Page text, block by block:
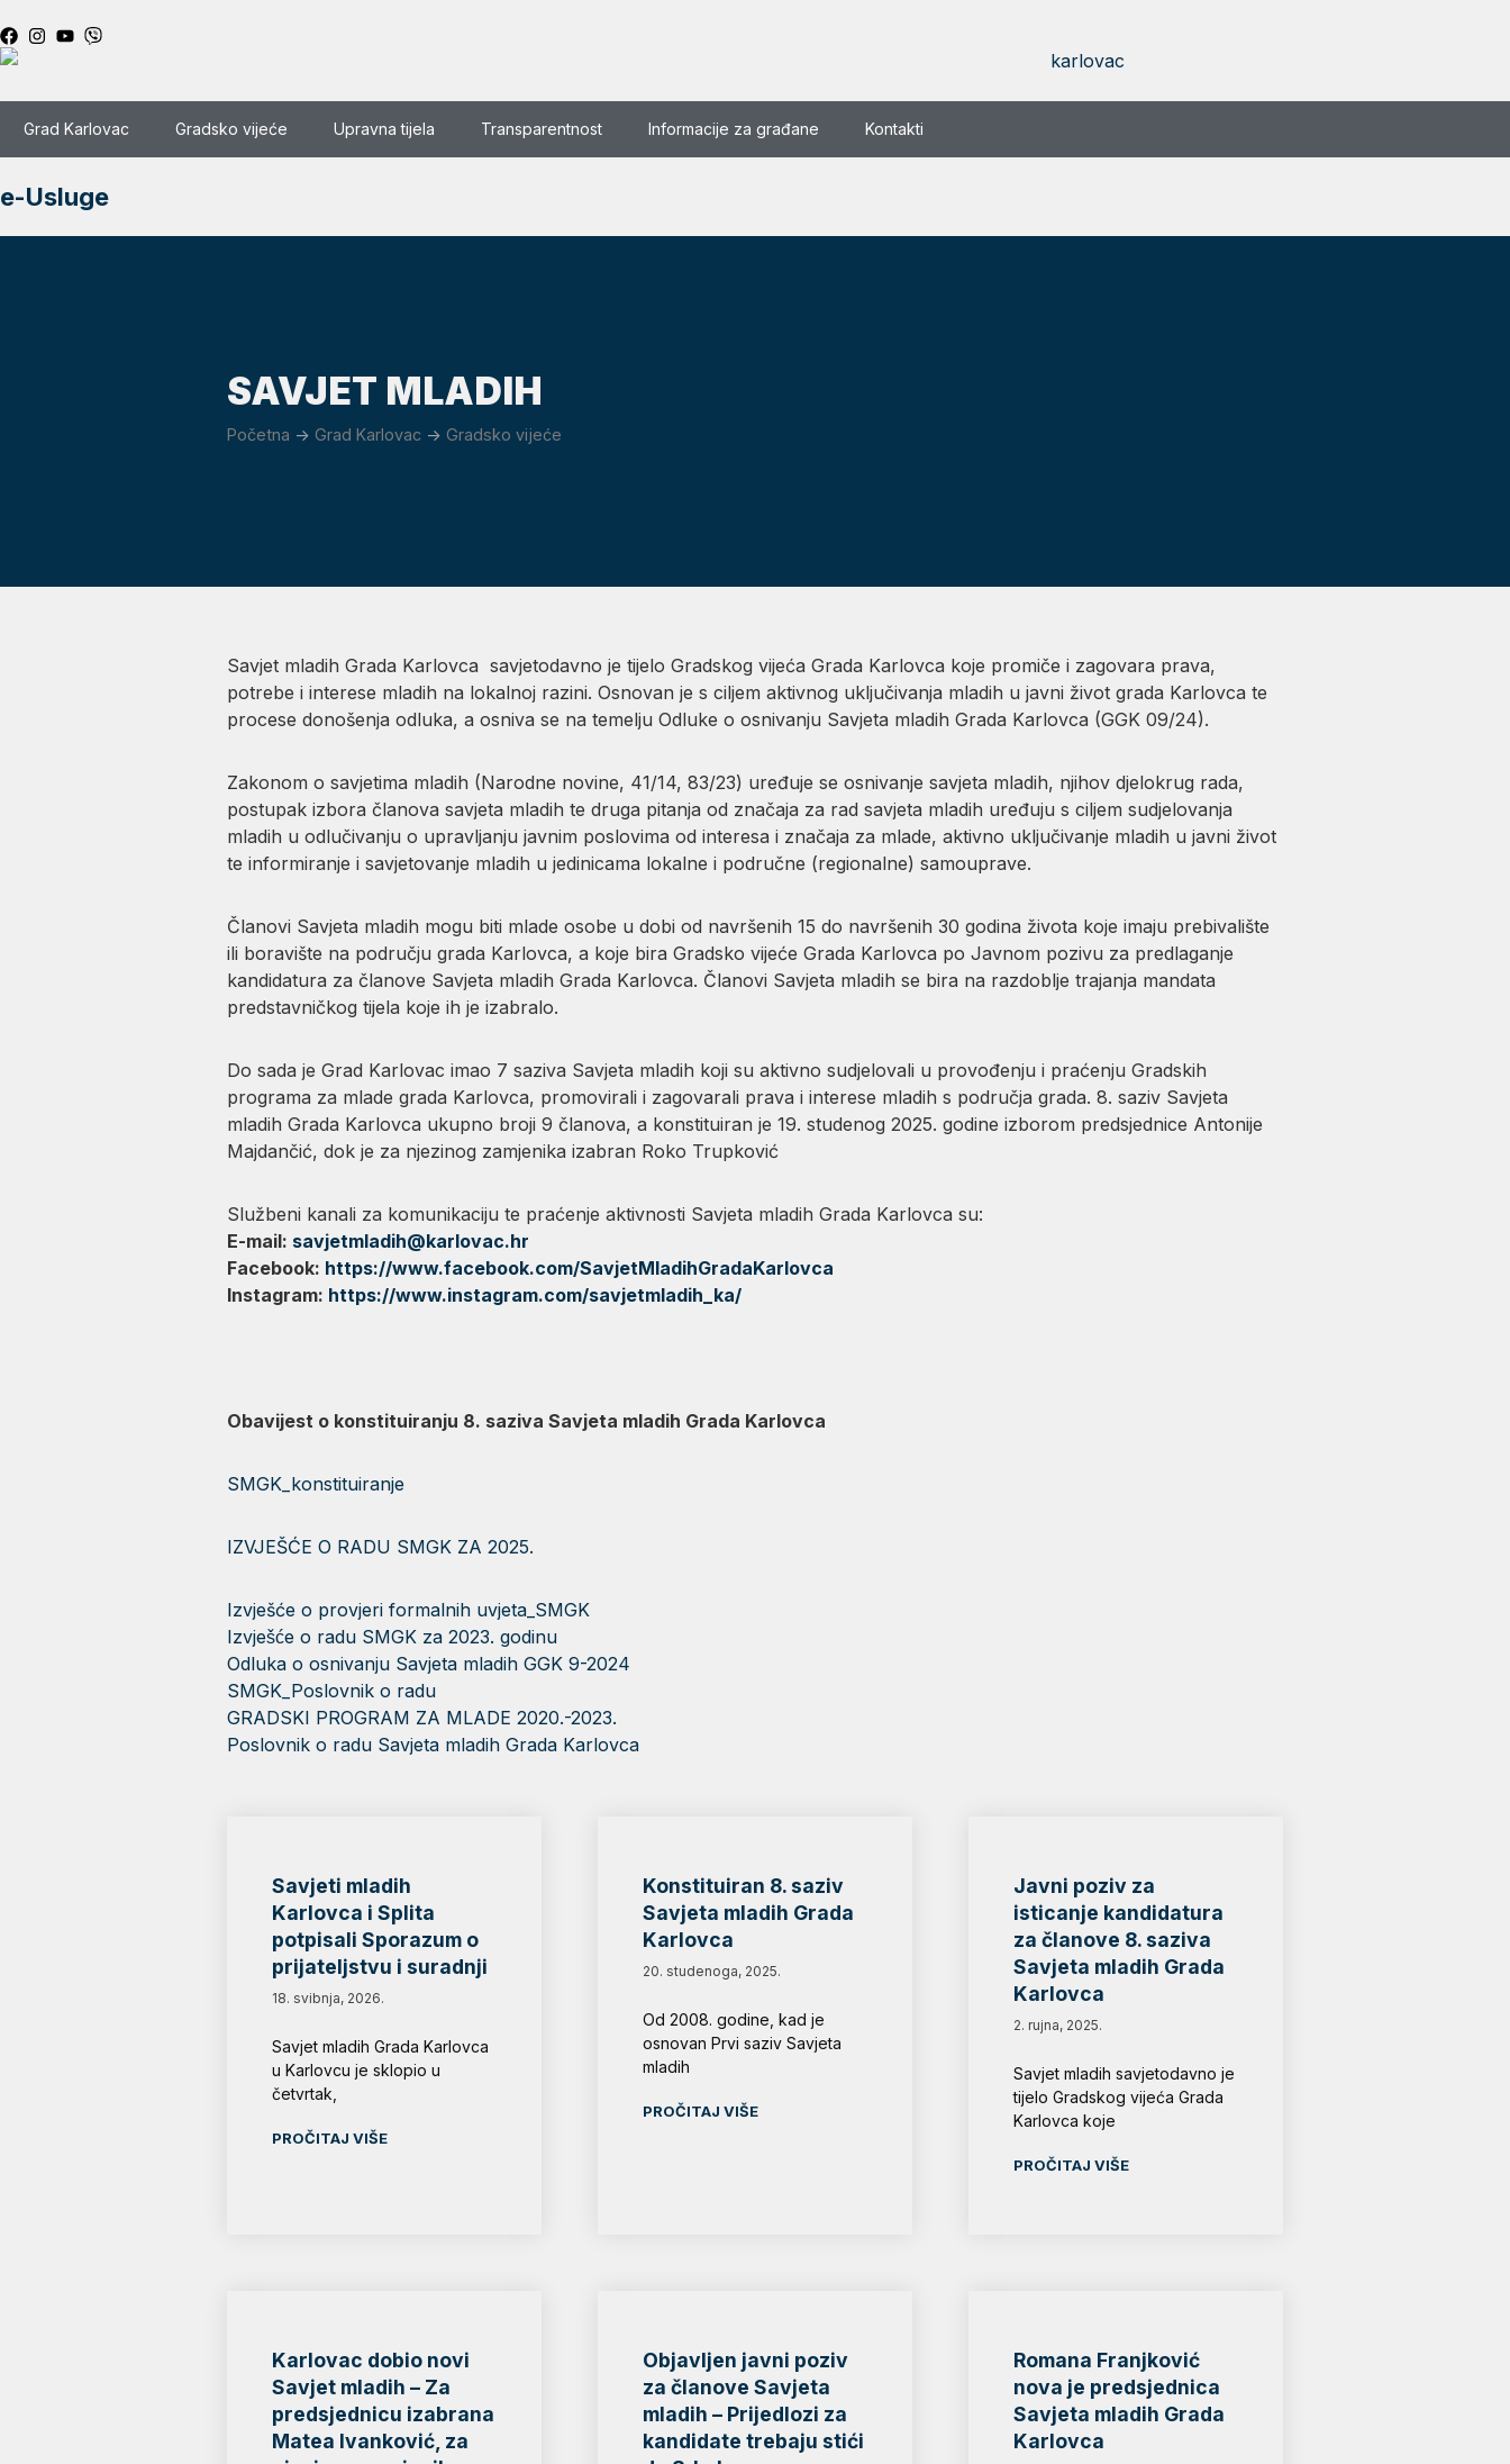
Grad Karlovac Gradsko vijeće Upravna tijela Transparentnost Informacije za građane Kontakti
e-Usluge
SAVJET MLADIH
Početna -> Grad Karlovac -> Gradsko vijeće
Savjet mladih Grada Karlovca savjetodavno je tijelo Gradskog vijeća Grada Karlovca koje promiče i zagovara prava,
potrebe i interese mladih na lokalnoj razini. Osnovan je s ciljem aktivnog uključivanja mladih u javni život grada Karlovca te
procese donošenja odluka, a osniva se na temelju Odluke o osnivanju Savjeta mladih Grada Karlovca (GGK 09/24).
Zakonom o savjetima mladih (Narodne novine, 41/14, 83/23) uređuje se osnivanje savjeta mladih, njihov djelokrug rada,
postupak izbora članova savjeta mladih te druga pitanja od značaja za rad savjeta mladih uređuju s ciljem sudjelovanja
mladih u odlučivanju o upravljanju javnim poslovima od interesa i značaja za mlade, aktivno uključivanje mladih u javni život
te informiranje i savjetovanje mladih u jedinicama lokalne i područne (regionalne) samouprave.
Članovi Savjeta mladih mogu biti mlade osobe u dobi od navršenih 15 do navršenih 30 godina života koje imaju prebivalište
ili boravište na području grada Karlovca, a koje bira Gradsko vijeće Grada Karlovca po Javnom pozivu za predlaganje
kandidatura za članove Savjeta mladih Grada Karlovca. Članovi Savjeta mladih se bira na razdoblje trajanja mandata
predstavničkog tijela koje ih je izabralo.
Do sada je Grad Karlovac imao 7 saziva Savjeta mladih koji su aktivno sudjelovali u provođenju i praćenju Gradskih
programa za mlade grada Karlovca, promovirali i zagovarali prava i interese mladih s područja grada. 8. saziv Savjeta
mladih Grada Karlovca ukupno broji 9 članova, a konstituiran je 19. studenog 2025. godine izborom predsjednice Antonije
Majdančić, dok je za njezinog zamjenika izabran Roko Trupković
Službeni kanali za komunikaciju te praćenje aktivnosti Savjeta mladih Grada Karlovca su:
E-mail: savjetmladih@karlovac.hr
Facebook: https://www.facebook.com/SavjetMladihGradaKarlovca
Instagram: https://www.instagram.com/savjetmladih_ka/
Obavijest o konstituiranju 8. saziva Savjeta mladih Grada Karlovca
SMGK_konstituiranje
IZVJEŠĆE O RADU SMGK ZA 2025.
Izvješće o provjeri formalnih uvjeta_SMGK
Izvješće o radu SMGK za 2023. godinu
Odluka o osnivanju Savjeta mladih GGK 9-2024
SMGK_Poslovnik o radu
GRADSKI PROGRAM ZA MLADE 2020.-2023.
Poslovnik o radu Savjeta mladih Grada Karlovca
Savjeti mladih
Karlovca i Splita
potpisali Sporazum o
prijateljstvu i suradnji
18. svibnja, 2026.
Savjet mladih Grada Karlovca
u Karlovcu je sklopio u
četvrtak,
PROČITAJ VIŠE
Konstituiran 8. saziv
Savjeta mladih Grada
Karlovca
20. studenoga, 2025.
Od 2008. godine, kad je
osnovan Prvi saziv Savjeta
mladih
PROČITAJ VIŠE
Javni poziv za
isticanje kandidatura
za članove 8. saziva
Savjeta mladih Grada
Karlovca
2. rujna, 2025.
Savjet mladih savjetodavno je
tijelo Gradskog vijeća Grada
Karlovca koje
PROČITAJ VIŠE
Karlovac dobio novi
Savjet mladih – Za
predsjednicu izabrana
Matea Ivanković, za
Objavljen javni poziv
za članove Savjeta
mladih – Prijedlozi za
kandidate trebaju stići
Romana Franjković
nova je predsjednica
Savjeta mladih Grada
Karlovca